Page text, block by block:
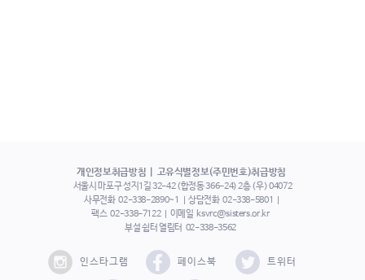
개인정보취급방침 고유식별정보(주민번호)취급방침
서울시 마포구 성지1길 32-42 (합정동 366-24) 2층 (우) 04072
사무전화 02-338-2890~1 상담전화 02-338-5801
팩스 02-338-7122 이메일 ksvrc@sisters.or.kr
부설 쉼터 열림터 02-338-3562
인스타그램 페이스북 트위터